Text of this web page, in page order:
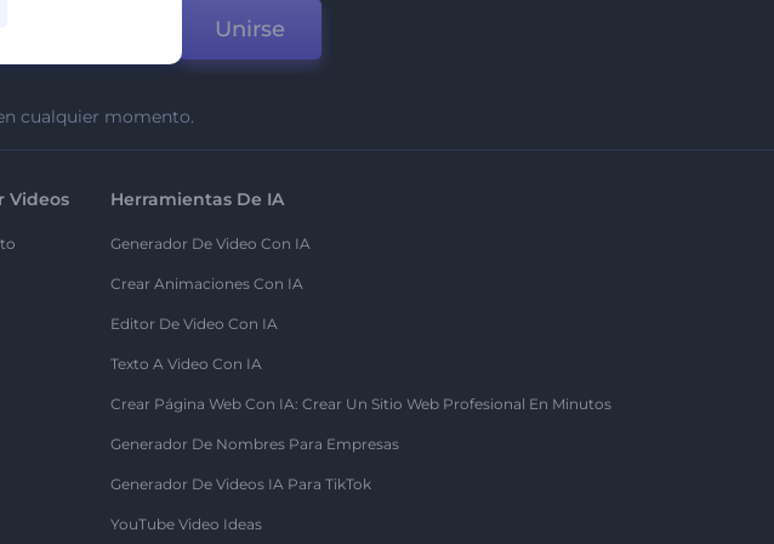
Unirse
cualquier momento.
Videos Herramientas De IA
Generador De Video Con IA
Crear Animaciones Con IA
Editor De Video Con IA
Texto A Video Con IA
Crear Página Web Con IA: Crear Un Sitio Web Profesional En Minutos
Generador De Nombres Para Empresas
Generador De Videos IA Para TikTok
YouTube Video Ideas